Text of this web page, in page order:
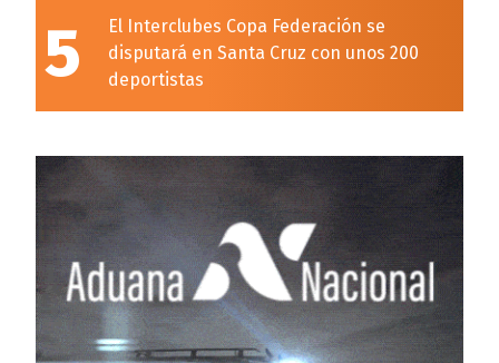
5
El Interclubes Copa Federación se
disputará en Santa Cruz con unos 200
deportistas